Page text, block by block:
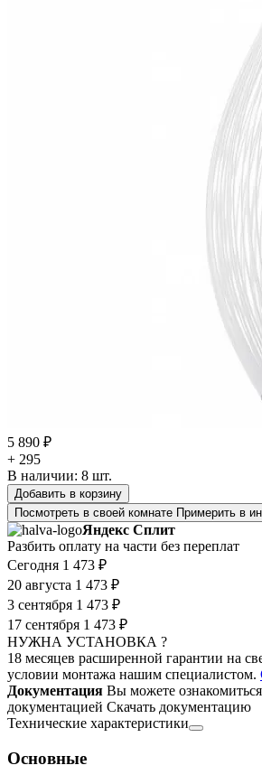
5 890 ₽
+ 295
В наличии: 8 шт.
Добавить в корзину
Посмотреть в своей комнате Примерить в
Яндекс Сплит
Разбить оплату на части без переплат
Сегодня 1 473 ₽
20 августа 1 473 ₽
3 сентября 1 473 ₽
17 сентября 1 473 ₽
НУЖНА УСТАНОВКА ?
18 месяцев расширенной гарантии на
условии монтажа нашим специалистом.
Документация Вы можете
документацией Скачать документацию
Технические характеристики
Основные